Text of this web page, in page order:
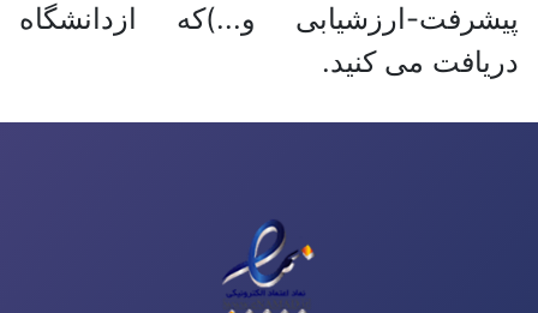
پیشرفت-ارزشیابی و...)که ازدانشگاه
دریافت می کنید.